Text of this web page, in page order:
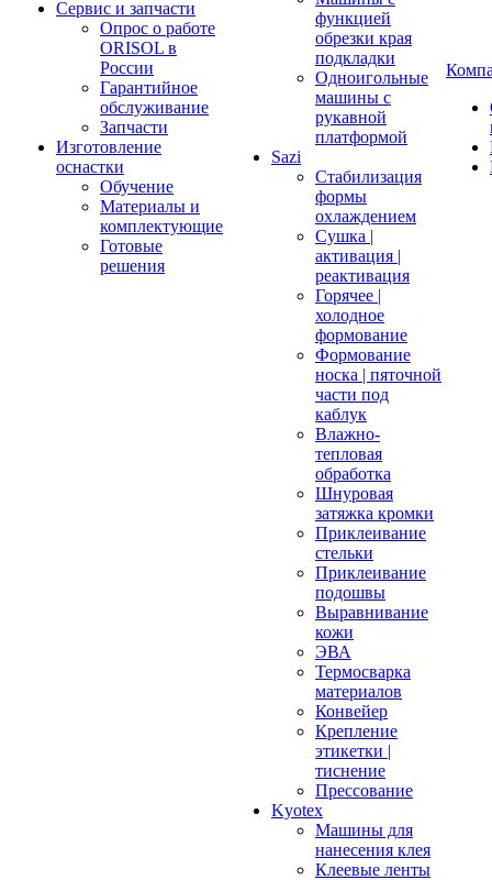
Сервис и запчасти
Опрос о работе
ORISOL в
России
Гарантийное
обслуживание
Запчасти
Изготовление
оснастки
Обучение
Материалы и
комплектующие
Готовые
решения
функцией
обрезки края
подкладки
Одноигольные
машины с
рукавной
платформой
Sazi
Стабилизация
формы
охлаждением
Сушка |
активация |
реактивация
Горячее |
холодное
формование
Формование
носка | пяточной
части под
каблук
Влажно-
тепловая
обработка
Шнуровая
затяжка кромки
Приклеивание
стельки
Приклеивание
подошвы
Выравнивание
кожи
ЭВА
Термосварка
материалов
Конвейер
Крепление
этикетки |
тиснение
Прессование
Kyotex
Машины для
нанесения клея
Клеевые ленты